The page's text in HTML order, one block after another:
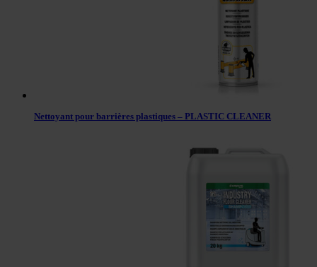
Nettoyant pour barrières plastiques – PLASTIC CLEANER